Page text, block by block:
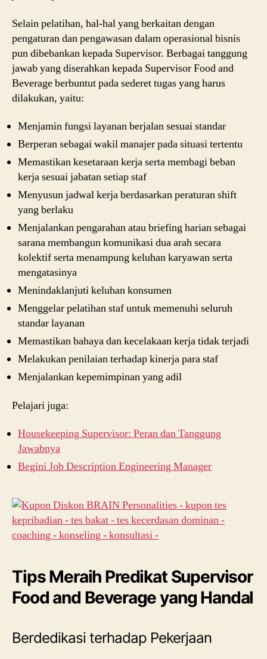
Selain pelatihan, hal-hal yang berkaitan dengan
pengaturan dan pengawasan dalam operasional bisnis
pun dibebankan kepada Supervisor. Berbagai tanggung
jawab yang diserahkan kepada Supervisor Food and
Beverage berbuntut pada sederet tugas yang harus
dilakukan, yaitu:
Menjamin fungsi layanan berjalan sesuai standar
Berperan sebagai wakil manajer pada situasi tertentu
Memastikan kesetaraan kerja serta membagi beban
kerja sesuai jabatan setiap staf
Menyusun jadwal kerja berdasarkan peraturan shift
yang berlaku
Menjalankan pengarahan atau briefing harian sebagai
sarana membangun komunikasi dua arah secara
kolektif serta menampung keluhan karyawan serta
mengatasinya
Menindaklanjuti keluhan konsumen
Menggelar pelatihan staf untuk memenuhi seluruh
standar layanan
Memastikan bahaya dan kecelakaan kerja tidak terjadi
Melakukan penilaian terhadap kinerja para staf
Menjalankan kepemimpinan yang adil
Pelajari juga:
Housekeeping Supervisor: Peran dan Tanggung
Jawabnya
Begini Job Description Engineering Manager
Tips Meraih Predikat Supervisor
Food and Beverage yang Handal
Berdedikasi terhadap Pekerjaan